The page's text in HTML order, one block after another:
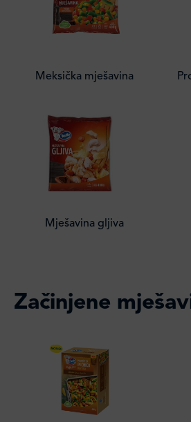
Meksička mješavina
Mješavina gljiva
Začinjene